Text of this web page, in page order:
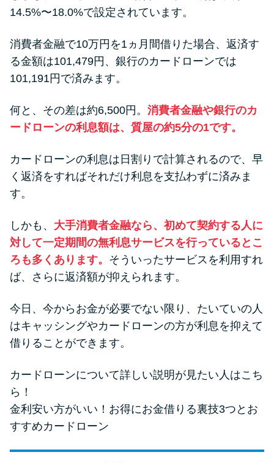
14.5%〜18.0%で設定されています。
消費者金融で10万円を1ヵ月間借りた場合、返済す
る金額は101,479円、銀行のカードローンでは
101,191円で済みます。
何と、その差は約6,500円。 消費者金融や銀行のカ
ードローンの利息額は、質屋の約5分の1です。
カードローンの利息は日割りで計算されるので、早
く返済をすればそれだけ利息を支払わずに済みま
す。
しかも、 大手消費者金融なら、初めて契約する人に
対して一定期間の無利息サービスを行っているとこ
ろも多くあります。 そういったサービスを利用すれ
ば、さらに返済額が抑えられます。
今日、今からお金が必要でない限り、たいていの人
はキャッシングやカードローンの方が利息を抑えて
借りることができます。
カードローンについて詳しい説明が見たい人はこち
ら！
金利安い方がいい！お得にお金借りる裏技3つとお
すすめカードローン